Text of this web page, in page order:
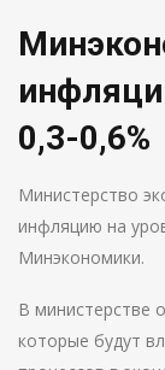
0,3-0,6%
Министерство
инфляцию на
Минэкономики.
В министерстве
которые будут